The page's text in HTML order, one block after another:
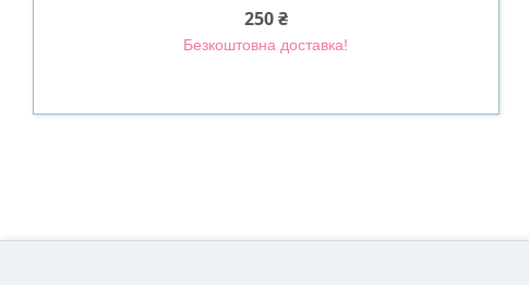
250 ₴
Безкоштовна доставка!